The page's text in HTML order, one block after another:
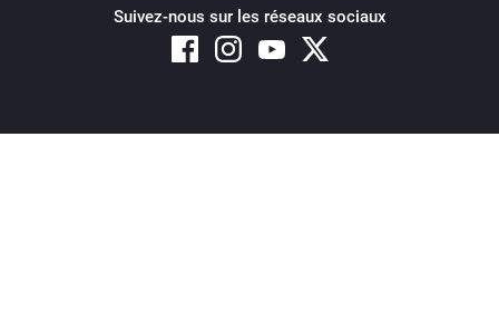
Suivez-nous sur les réseaux sociaux